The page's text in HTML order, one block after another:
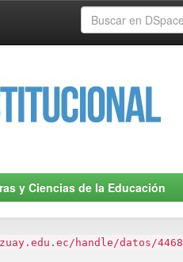
y Ciencias de la Educación
handle/datos/4468